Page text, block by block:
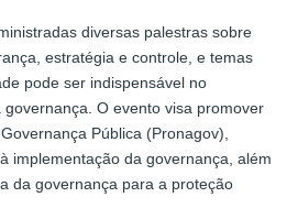
diversas palestras sobre
estratégia e controle, e temas
pode ser indispensável no
O evento visa promover
Pública (Pronagov),
implementação da governança, além
da governança para a proteção